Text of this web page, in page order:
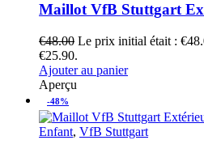
Maillot VfB Stuttgart
€48.00 Le prix initial était :
€25.90.
Ajouter au panier
Aperçu
-48%
Enfant, VfB Stuttgart